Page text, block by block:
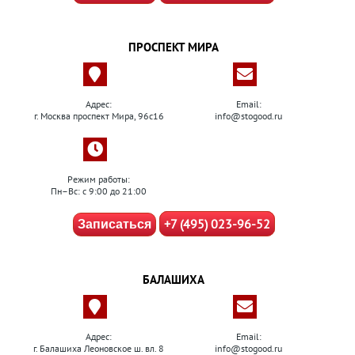
ПРОСПЕКТ МИРА
Адрес:
г. Москва проспект Мира, 96с16
Email:
info@stogood.ru
Режим работы:
Пн–Вс: с 9:00 до 21:00
Записаться +7 (495) 023-96-52
БАЛАШИХА
Адрес:
г. Балашиха Леоновское ш. вл. 8
Email:
info@stogood.ru